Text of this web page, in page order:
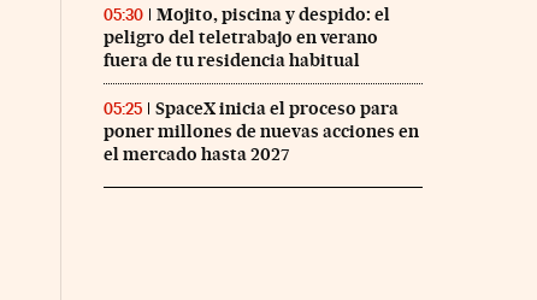
05:30
Mojito, piscina y despido: el
peligro del teletrabajo en verano
fuera de tu residencia habitual
05:25
SpaceX inicia el proceso para
poner millones de nuevas acciones en
el mercado hasta 2027